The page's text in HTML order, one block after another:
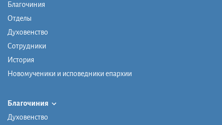
Благочиния
Отделы
Духовенство
Сотрудники
История
Новомученики и исповедники епархии
Благочиния
Духовенство